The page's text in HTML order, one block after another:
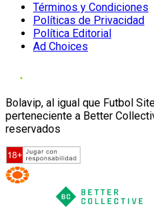
Términos y Condiciones
Políticas de Privacidad
Política Editorial
Ad Choices
Bolavip, al igual que Futbol
perteneciente a Better
reservados